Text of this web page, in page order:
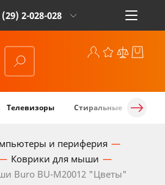
2-028-028
Телевизоры Стиральные машины
и периферия
Коврики для мыши
Buro BU-M20012 "Цветы"